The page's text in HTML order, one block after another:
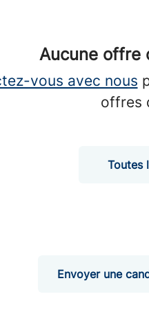
Aucune offre
vous avec nous
offres
Toutes
Envoyer une